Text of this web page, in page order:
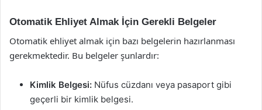
Otomatik Ehliyet Almak İçin Gerekli Belgeler
Otomatik ehliyet almak için bazı belgelerin hazırlanması
gerekmektedir. Bu belgeler şunlardır:
Kimlik Belgesi: Nüfus cüzdanı veya pasaport gibi
geçerli bir kimlik belgesi.